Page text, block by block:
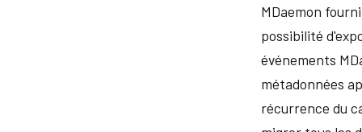
MDaemon
possibilité
événements
métadonnées
récurrence du